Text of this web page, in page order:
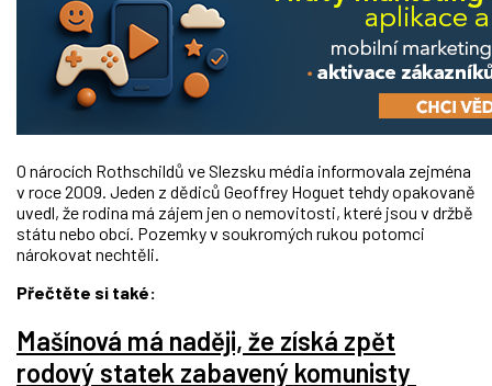
O nárocích Rothschildů ve Slezsku média informovala zejména
v roce 2009. Jeden z dědiců Geoffrey Hoguet tehdy opakovaně
uvedl, že rodina má zájem jen o nemovitosti, které jsou v držbě
státu nebo obcí. Pozemky v soukromých rukou potomci
nárokovat nechtěli.
Přečtěte si také:
Mašínová má naději, že získá zpět
rodový statek zabavený komunisty